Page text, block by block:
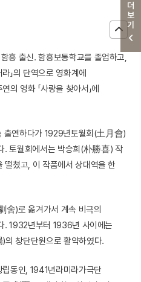
더보기
흥 출신. 함흥보통학교를 졸업하고,
」의 단역으로 영화계에
의 영화 「사랑을 찾아서」에
출연하다가 1929년토월회(土月會)
. 토월회에서는 박승희(朴勝喜) 작
떨쳤고, 이 작품에서 상대역을 한
)로 옮겨가서 계속 비극의
. 1932년부터 1936년 사이에는
창단단원으로 활약하였다.
동인, 1941년라미라가극단